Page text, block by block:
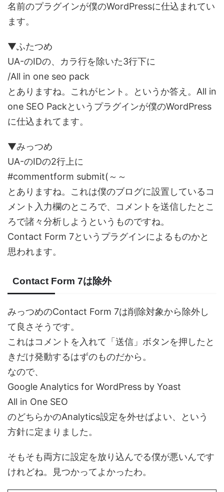
名前のプラグインが僕のWordPressに仕込まれてい
ます。
▼ふたつめ
UA-のIDの、カラ行を除いた3行下に
/All in one seo pack
とありますね。これがヒント。というか答え。All in
one SEO Packというプラグインが僕のWordPress
に仕込まれてます。
▼みっつめ
UA-のIDの2行上に
#commentform submit(～～
とありますね。これは僕のブログに設置しているコ
メント入力欄のところで、コメントを送信したとこ
ろで諸々分析しようというものですね。
Contact Form 7というプラグインによるものかと
思われます。
Contact Form 7は除外
みっつめのContact Form 7は削除対象から除外し
て良さそうです。
これはコメントを入れて「送信」ボタンを押したと
きだけ発動するはずのものだから。
なので、
Google Analytics for WordPress by Yoast
All in One SEO
のどちらかのAnalytics設定を外せばよい、という
方針に定まりました。
そもそも両方に設定を放り込んでる僕が悪いんです
けれどね。見つかってよかったわ。